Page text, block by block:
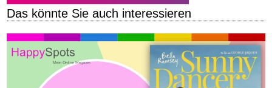
Das könnte Sie auch interessieren